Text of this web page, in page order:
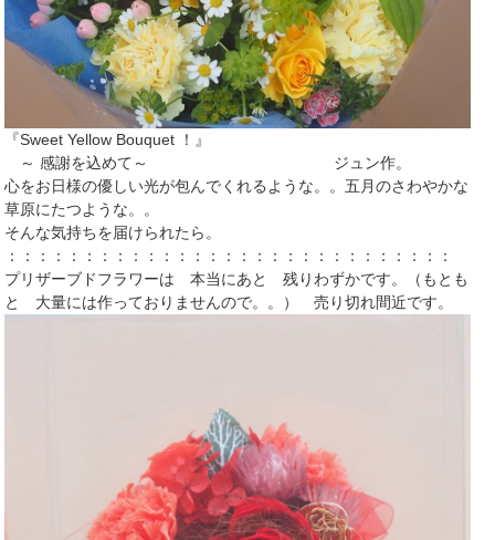
『Sweet Yellow Bouquet ！』
～ 感謝を込めて～ ジュン作。
心をお日様の優しい光が包んでくれるような。。五月のさわやかな
草原にたつような。。
そんな気持ちを届けられたら。
：：：：：：：：：：：：：：：：：：：：：：：：：：：：：
プリザーブドフラワーは 本当にあと 残りわずかです。（もとも
と 大量には作っておりませんので。。） 売り切れ間近です。